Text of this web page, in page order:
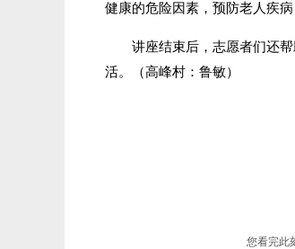
健康的危险因素，预防老人疾
讲座结束后，志愿者们还
活。（高峰村：鲁敏）
您看完此